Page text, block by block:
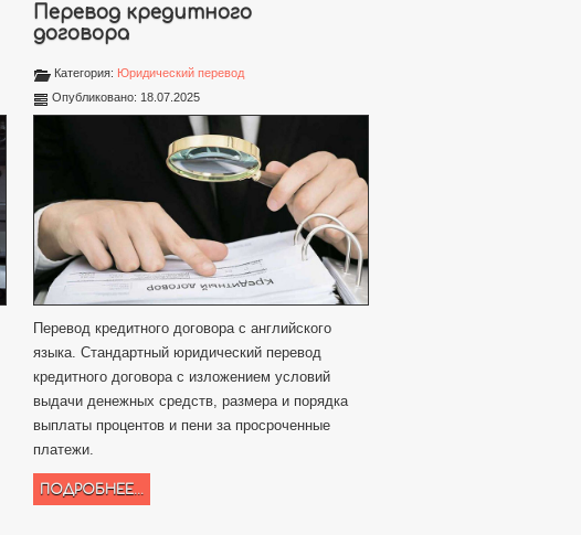
Перевод кредитного
договора
Категория: Юридический перевод
Опубликовано: 18.07.2025
Перевод кредитного договора с английского
языка. Стандартный юридический перевод
кредитного договора с изложением условий
выдачи денежных средств, размера и порядка
выплаты процентов и пени за просроченные
платежи.
ПОДРОБНЕЕ...